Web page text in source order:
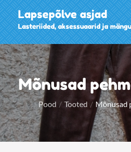
Skip
to
content
Lapsepõlve asjad
Lasteriided, aksessuaarid ja
Mõnusad
Pood Tooted Mõnusad